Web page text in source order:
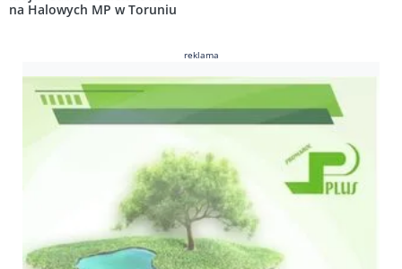
na Halowych MP w Toruniu
reklama